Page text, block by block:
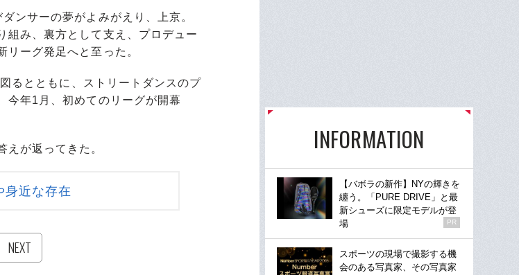
ンサーの夢がよみがえり、上京。
組み、裏方として支え、プロデュー
ーグ発足へと至った。
るとともに、ストリートダンスのプ
今年1月、初めてのリーグが開幕
が返ってきた。
近な存在
NEXT
INFORMATION
【バボラの新作】NYの輝きを
纏う。「PURE DRIVE」と最
新シューズに限定モデルが登
場
PR
スポーツの現場で撮影する機
会のある写真家、その写真家